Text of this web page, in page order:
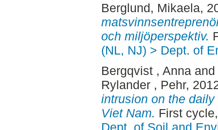
Berglund, Mikaela,
och miljöperspektiv.
(NL, NJ) > Dept. of
Bergqvist , Annaand
Rylander , Pehr,
intrusion on the
Viet Nam. First
Dept. of Soil and